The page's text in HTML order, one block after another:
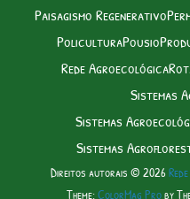
Paisagismo Regenerativo
PoliculturaPousio
Rede Agroecológica
Sistemas
Sistemas
Sistemas
Direitos autorais © 2026
Theme:ColorMag Proby